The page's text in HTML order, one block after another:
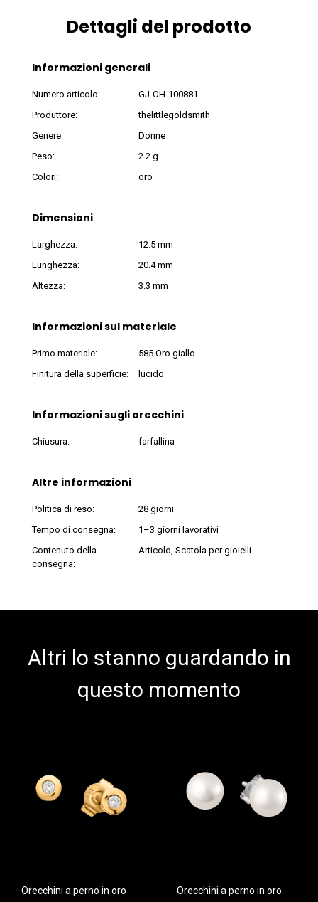
Dettagli del prodotto
Informazioni generali
Numero articolo:
GJ-OH-100881
Produttore:
thelittlegoldsmith
Genere:
Donne
Peso:
2.2 g
Colori:
oro
Dimensioni
Larghezza:
12.5 mm
Lunghezza:
20.4 mm
Altezza:
3.3 mm
Informazioni sul materiale
Primo materiale:
585 Oro giallo
Finitura della superficie:
lucido
Informazioni sugli orecchini
Chiusura: farfallina
Altre informazioni
Politica di reso:
28 giorni
Tempo di consegna:
1–3 giorni lavorativi
Contenuto della
consegna:
Articolo, Scatola per gioielli
Altri lo stanno guardando in
questo momento
Orecchini a perno in oro
Orecchini a perno in oro